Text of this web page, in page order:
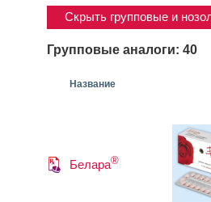
Скрыть групповые и
Групповые аналоги: 40
Название
Белара®